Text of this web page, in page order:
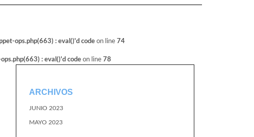
ops.php(663) : eval()'d code on line 74
: eval()'d code on line 78
ARCHIVOS
JUNIO 2023
MAYO 2023